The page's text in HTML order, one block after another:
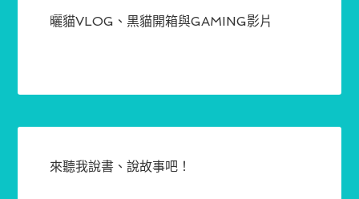
曬貓VLOG、黑貓開箱與GAMING影片
來聽我說書、說故事吧！